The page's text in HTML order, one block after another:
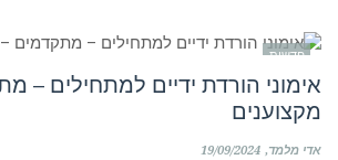
חדשות
אימוני הורדת ידיים למתחילים –
מקצוענים
אדי מלמד 19/09/2024